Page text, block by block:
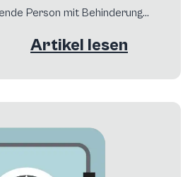
Person mit Behinderung
Artikel lesen